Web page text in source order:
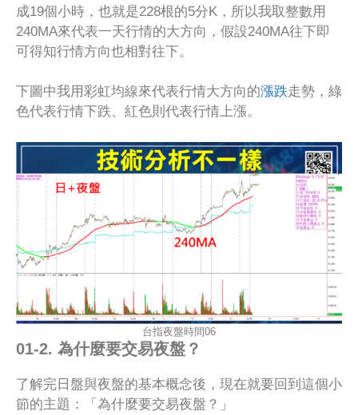
成19個小時，也就是228根的5分K，所以我取整數用
240MA來代表一天行情的大方向，假設240MA往下即
可得知行情方向也相對往下。
下圖中我用彩虹均線來代表行情大方向的漲跌走勢，綠
色代表行情下跌、紅色則代表行情上漲。
台指夜盤時間06
01-2. 為什麼要交易夜盤？
了解完日盤與夜盤的基本概念後，現在就要回到這個小
節的主題：「為什麼要交易夜盤？」